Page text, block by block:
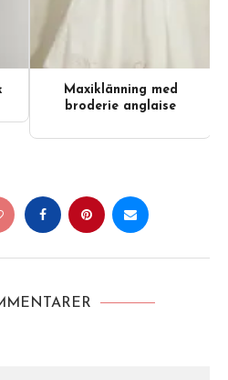
Maxiklänning med
broderie anglaise